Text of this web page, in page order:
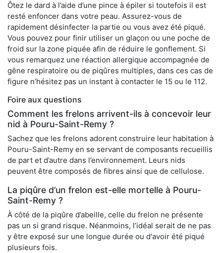
Ôtez le dard à l’aide d’une pince à épiler si toutefois il est
resté enfoncer dans votre peau. Assurez-vous de
rapidement désinfecter la partie ou vous avez été piqué.
Vous pouvez pour finir utiliser un glaçon ou une poche de
froid sur la zone piquée afin de réduire le gonflement. Si
vous remarquez une réaction allergique accompagnée de
gêne respiratoire ou de piqûres multiples, dans ces cas de
figure n’hésitez pas un instant à contacter le 15 ou le 112.
Foire aux questions
Comment les frelons arrivent-ils à concevoir leur
nid à Pouru-Saint-Remy ?
Sachez que les frelons adorent construire leur habitation à
Pouru-Saint-Remy en se servant de composants recueillis
de part et d’autre dans l’environnement. Leurs nids
peuvent être composés de fibres ainsi que de cellulose.
La piqûre d’un frelon est-elle mortelle à Pouru-
Saint-Remy ?
À côté de la piqûre d’abeille, celle du frelon ne présente
pas un si grand risque. Néanmoins, l’idéal serait de ne pas
y être exposé sur une longue durée ou d'avoir été piqué
plusieurs fois.